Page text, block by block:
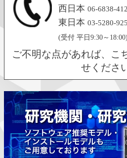
西日本 06-6838-
東日本 03-5280-
(受付 平日9:30～18:00)
ご不明な点があれば、こ
せくださ